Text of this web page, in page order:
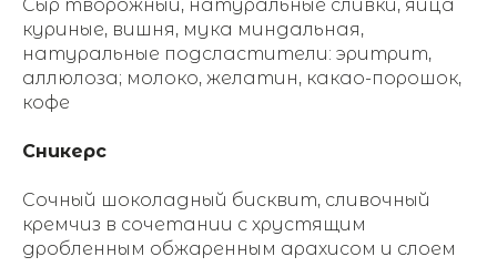
Сыр творожный, натуральные сливки, яйца
куриные, вишня, мука миндальная,
натуральные подсластители: эритрит,
аллюлоза; молоко, желатин, какао-порошок,
кофе
Сникерс
Сочный шоколадный бисквит, сливочный
кремчиз в сочетании с хрустящим
дробленным обжаренным арахисом и слоем